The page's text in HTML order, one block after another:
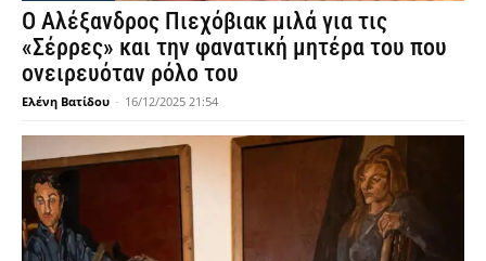
Ο Αλέξανδρος Πιεχόβιακ μιλά για τις
«Σέρρες» και την φανατική μητέρα του που
ονειρευόταν ρόλο του
Ελένη Βατίδου - 16/12/2025 21:54